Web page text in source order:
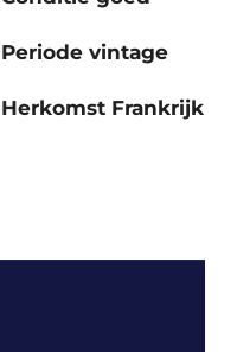
Periode vintage
Herkomst Frankrijk